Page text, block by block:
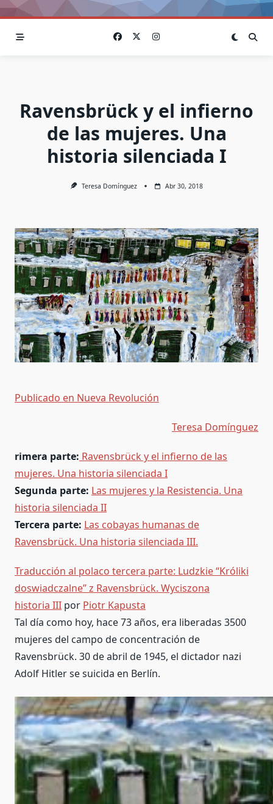
Ravensbrück y el infierno
de las mujeres. Una
historia silenciada I
Teresa Domínguez Abr 30, 2018
Publicado en Nueva Revolución
Teresa Domínguez
rimera parte: Ravensbrück y el infierno de las
mujeres. Una historia silenciada I
Segunda parte: Las mujeres y la Resistencia. Una
historia silenciada II
Tercera parte: Las cobayas humanas de
Ravensbrück. Una historia silenciada III.
Traducción al polaco tercera parte: Ludzkie “Króliki
doswiadczalne” z Ravensbrück. Wyciszona
historia III por Piotr Kapusta
Tal día como hoy, hace 73 años, era liberadas 3500
mujeres del campo de concentración de
Ravensbrück. 30 de abril de 1945, el dictador nazi
Adolf Hitler se suicida en Berlín.